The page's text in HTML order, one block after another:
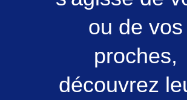
ou de vos
proches,
découvrez